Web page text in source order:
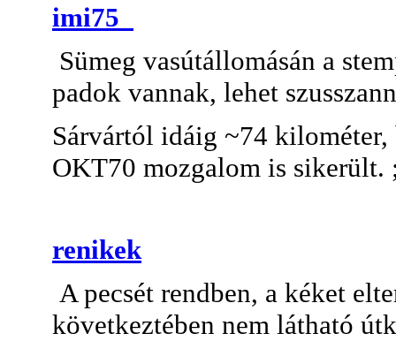
imi75_
Sümeg vasútállomásán a
padok vannak, lehet
Sárvártól idáig ~74
OKT70 mozgalom is sikerült.
renikek
A pecsét rendben, a kéket
következtében nem látható